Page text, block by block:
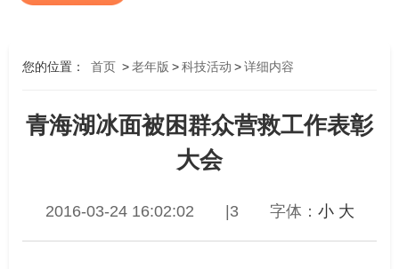
您的位置： 首页 >老年版 >科技活动 >详细内容
青海湖冰面被困群众营救工作表彰
大会
2016-03-24 16:02:02 |3 字体： 小 大